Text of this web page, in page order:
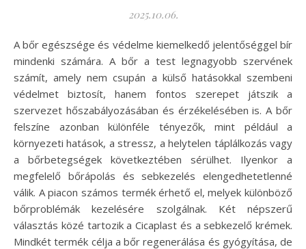
2025.10.06.
A bőr egészsége és védelme kiemelkedő jelentőséggel bír
mindenki számára. A bőr a test legnagyobb szervének
számít, amely nem csupán a külső hatásokkal szembeni
védelmet biztosít, hanem fontos szerepet játszik a
szervezet hőszabályozásában és érzékelésében is. A bőr
felszíne azonban különféle tényezők, mint például a
környezeti hatások, a stressz, a helytelen táplálkozás vagy
a bőrbetegségek következtében sérülhet. Ilyenkor a
megfelelő bőrápolás és sebkezelés elengedhetetlenné
válik. A piacon számos termék érhető el, melyek különböző
bőrproblémák kezelésére szolgálnak. Két népszerű
választás közé tartozik a Cicaplast és a sebkezelő krémek.
Mindkét termék célja a bőr regenerálása és gyógyítása, de